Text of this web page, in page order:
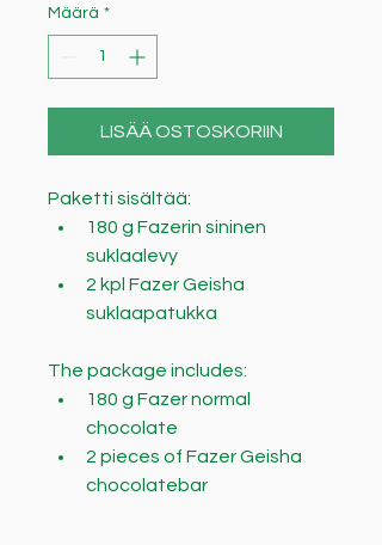
Määrä *
LISÄÄ OSTOSKORIIN
Paketti sisältää:​
180 g Fazerin sininen
suklaalevy
2 kpl Fazer Geisha
suklaapatukka
The package includes:
180 g Fazer normal
chocolate
2 pieces of Fazer Geisha
chocolatebar